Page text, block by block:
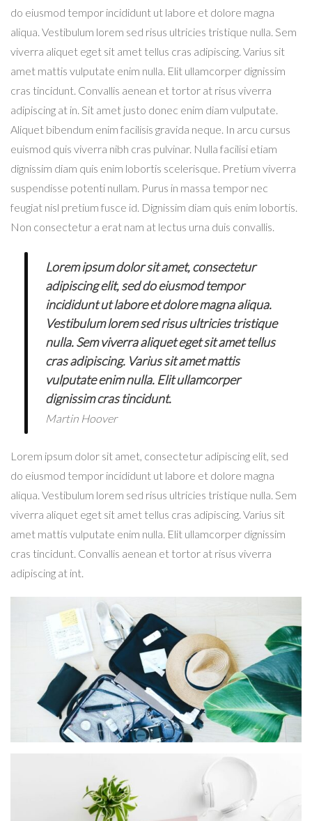
do eiusmod tempor incididunt ut labore et dolore magna
aliqua. Vestibulum lorem sed risus ultricies tristique nulla. Sem
viverra aliquet eget sit amet tellus cras adipiscing. Varius sit
amet mattis vulputate enim nulla. Elit ullamcorper dignissim
cras tincidunt. Convallis aenean et tortor at risus viverra
adipiscing at in. Sit amet justo donec enim diam vulputate.
Aliquet bibendum enim facilisis gravida neque. In arcu cursus
euismod quis viverra nibh cras pulvinar. Nulla facilisi etiam
dignissim diam quis enim lobortis scelerisque. Pretium viverra
suspendisse potenti nullam. Purus in massa tempor nec
feugiat nisl pretium fusce id. Dignissim diam quis enim lobortis.
Non consectetur a erat nam at lectus urna duis convallis.
Lorem ipsum dolor sit amet, consectetur
adipiscing elit, sed do eiusmod tempor
incididunt ut labore et dolore magna aliqua.
Vestibulum lorem sed risus ultricies tristique
nulla. Sem viverra aliquet eget sit amet tellus
cras adipiscing. Varius sit amet mattis
vulputate enim nulla. Elit ullamcorper
dignissim cras tincidunt.
Martin Hoover
Lorem ipsum dolor sit amet, consectetur adipiscing elit, sed
do eiusmod tempor incididunt ut labore et dolore magna
aliqua. Vestibulum lorem sed risus ultricies tristique nulla. Sem
viverra aliquet eget sit amet tellus cras adipiscing. Varius sit
amet mattis vulputate enim nulla. Elit ullamcorper dignissim
cras tincidunt. Convallis aenean et tortor at risus viverra
adipiscing at int.